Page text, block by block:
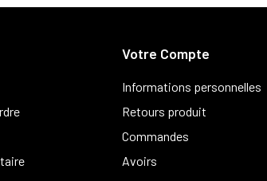
Votre Compte
Informations personnelles
Retours produit
Commandes
Avoirs